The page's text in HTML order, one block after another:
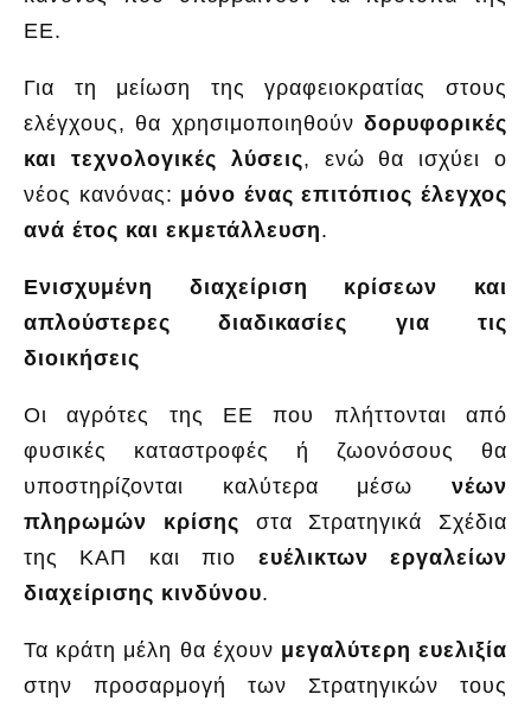
ΕΕ.
Για τη μείωση της γραφειοκρατίας στους
ελέγχους, θα χρησιμοποιηθούν δορυφορικές
και τεχνολογικές λύσεις, ενώ θα ισχύει ο
νέος κανόνας: μόνο ένας επιτόπιος έλεγχος
ανά έτος και εκμετάλλευση.
Ενισχυμένη διαχείριση κρίσεων και
απλούστερες διαδικασίες για τις
διοικήσεις
Οι αγρότες της ΕΕ που πλήττονται από
φυσικές καταστροφές ή ζωονόσους θα
υποστηρίζονται καλύτερα μέσω νέων
πληρωμών κρίσης στα Στρατηγικά Σχέδια
της ΚΑΠ και πιο ευέλικτων εργαλείων
διαχείρισης κινδύνου.
Τα κράτη μέλη θα έχουν μεγαλύτερη ευελιξία
στην προσαρμογή των Στρατηγικών τους